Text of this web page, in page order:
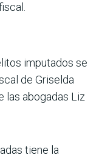
imputados se
de Griselda
las abogadas Liz
tiene la